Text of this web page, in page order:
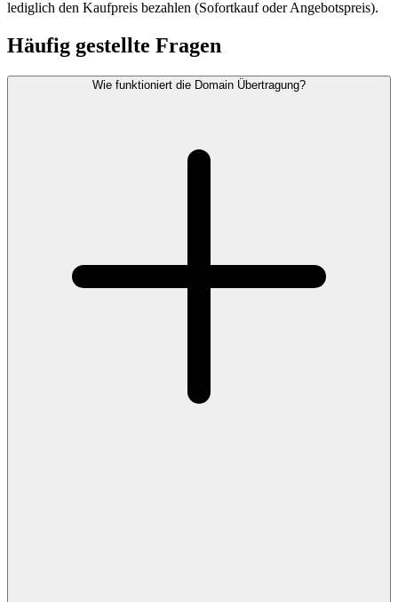
lediglich den Kaufpreis bezahlen (Sofortkauf oder Angebotspreis).
Häufig gestellte Fragen
Wie funktioniert die Domain Übertragung?